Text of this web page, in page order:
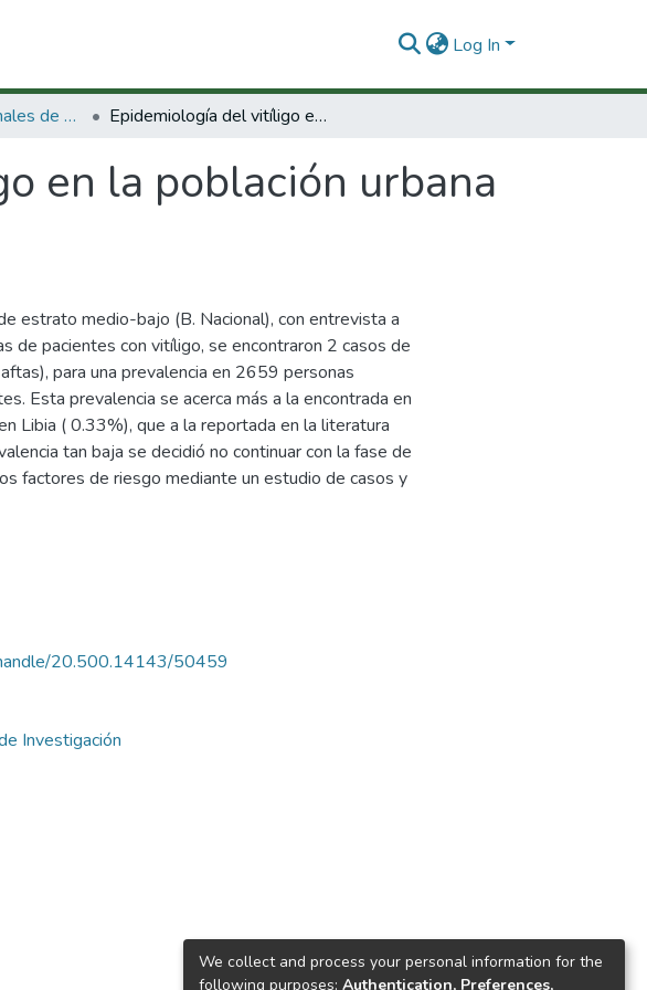
Log In
1.1.1. Informes Finales de Proyectos de Investigación Epidemiología del vitíligo en la población urbana de Cali
en la población urbana
estrato medio-bajo (B. Nacional), con entrevista a
de pacientes con vitíligo, se encontraron 2 casos de
para una prevalencia en 2659 personas
Esta prevalencia se acerca más a la encontrada en
Libia ( 0.33%), que a la reportada en la literatura
tan baja se decidió no continuar con la fase de
factores de riesgo mediante un estudio de casos y
20.500.14143/50459
Investigación
We collect and process your personal information for the
following purposes: Authentication, Preferences,